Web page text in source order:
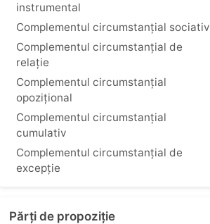
instrumental
Complementul circumstanțial sociativ
Complementul circumstanțial de
relație
Complementul circumstanțial
opozițional
Complementul circumstanțial
cumulativ
Complementul circumstanțial de
excepție
Părți de propoziție